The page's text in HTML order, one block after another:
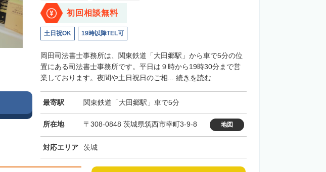
初回相談無料
土日祝OK 19時以降TEL可
岡田司法書士事務所は、関東鉄道「大田郷駅」から車で5分の位
置にある司法書士事務所です。平日は９時から19時30分まで営
業しております。夜間や土日祝日のご相... 続きを読む
最寄駅 関東鉄道「大田郷駅」車で5分
所在地 〒308-0848 茨城県筑西市幸町3-9-8 地図
対応エリア 茨城